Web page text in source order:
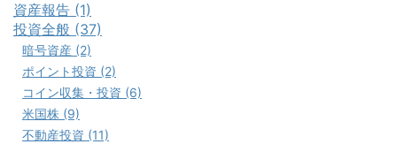
資産報告 (1)
投資全般 (37)
暗号資産 (2)
ポイント投資 (2)
コイン収集・投資 (6)
米国株 (9)
不動産投資 (11)